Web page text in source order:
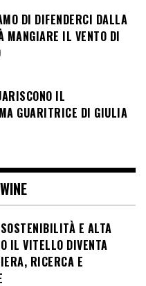
DI DIFENDERCI DALLA
MANGIARE IL VENTO DI
IL
GUARITRICE DI GIULIA
E ALTA
IL VITELLO DIVENTA
RICERCA E